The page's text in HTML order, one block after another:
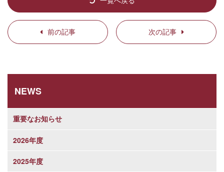
前の記事 次の記事
NEWS
重要なお知らせ
2026年度
2025年度